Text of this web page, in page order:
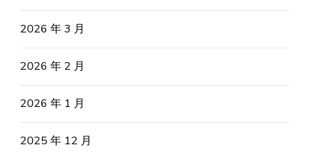
2026 年 3 月
2026 年 2 月
2026 年 1 月
2025 年 12 月